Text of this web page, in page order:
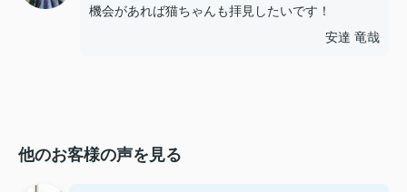
機会があれば猫ちゃんも拝見したいです！
安達 竜哉
他のお客様の声を見る